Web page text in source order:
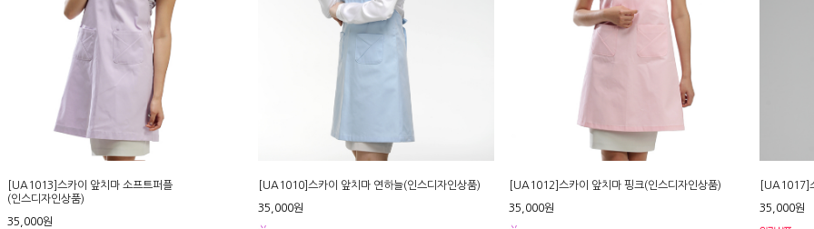
[UA1013]스카이 앞치마 소프트퍼플
(인스디자인상품)
35,000원
[UA1010]스카이 앞치마 연하늘(인스디자인상품)
35,000원
[UA1012]스카이 앞치마 핑크(인스디자인상품)
35,000원
[UA1017]
35,000원